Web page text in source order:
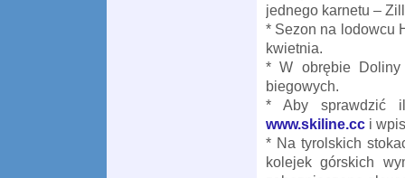
jednego karnetu –
* Sezon na lodowcu
kwietnia.
* W obrębie Doliny
biegowych.
* Aby sprawdzić
www.skiline.cc i
* Na tyrolskich
kolejek górskich